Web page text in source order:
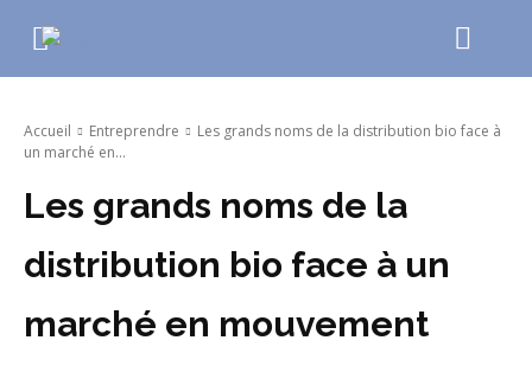
Accueil Entreprendre
Les grands noms de la distribution bio face à
un marché en...
Les grands noms de la
distribution bio face à un
marché en mouvement